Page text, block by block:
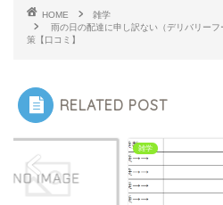
HOME
雑学
雨の日の配達に申し訳ない（デリバリー
策【口コミ】
RELATED POST
雑学